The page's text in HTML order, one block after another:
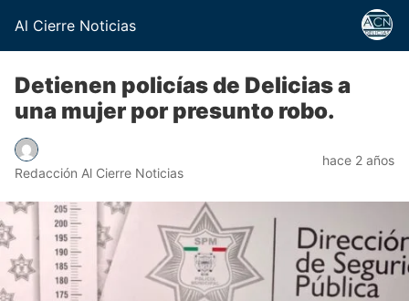
Al Cierre Noticias
Detienen policías de Delicias a
una mujer por presunto robo.
Redacción Al Cierre Noticias
hace 2 años